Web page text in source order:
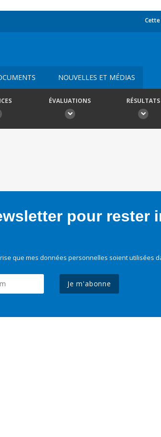
NOUVELLES ET MÉDIAS
ÉVALUATIONS RÉSULTATS
pour rester
que mes données personnelles soient utilisées
Je m'abonne